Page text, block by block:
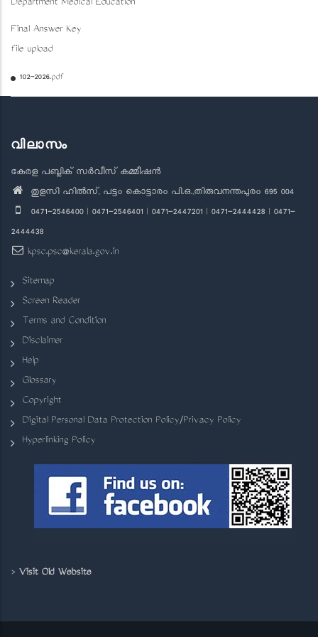
Department Medical Education
Final Answer Key
file upload
102-2026.pdf
വിലാസം
കേരള പബ്ലിക് സർവീസ് കമ്മീഷൻ
തുളസി ഹിൽസ്, പട്ടം കൊട്ടാരം പി.ഒ.,തിരുവനന്തപുരം 695 004
0471-2546400 | 0471-2546401 | 0471-2447201 | 0471-2444428 | 0471-
2444438
kpsc.psc@kerala.gov.in
Sitemap
Screen Reader
Terms and Condition
Disclaimer
Help
Glossary
Copyright
Digital Personal Data Protection Policy/Privacy Policy
Hyperlinking Policy
> Visit Old Website